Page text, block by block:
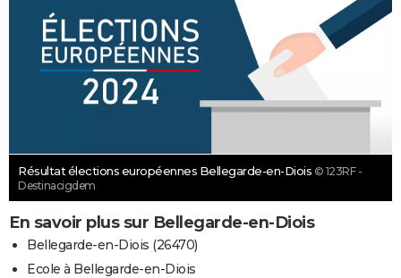
Résultat élections européennes Bellegarde-en-Diois © 123RF -
Destinacigdem
En savoir plus sur Bellegarde-en-Diois
Bellegarde-en-Diois (26470)
Ecole à Bellegarde-en-Diois